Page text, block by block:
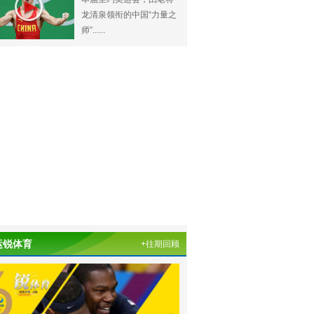
龙清泉领衔的中国“力量之
师”......
锐体育 +往期回顾